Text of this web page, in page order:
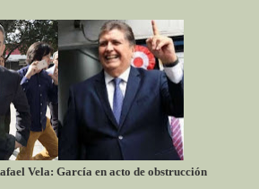
Vela: García en acto de obstrucción